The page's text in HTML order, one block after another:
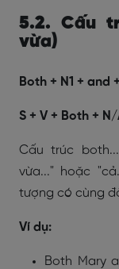
5.2. Cấu
vừa)
Both + N1 + and
S + V + Both +
Cấu trúc
vừa..." hoặc
tượng có cùng
Ví dụ:
Both Mary